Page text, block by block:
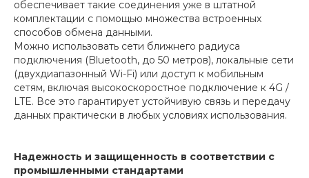
обеспечивает такие соединения уже в штатной
комплектации с помощью множества встроенных
способов обмена данными.
Можно использовать сети ближнего радиуса
подключения (Bluetooth, до 50 метров), локальные сети
(двухдиапазонный Wi-Fi) или доступ к мобильным
сетям, включая высокоскоростное подключение к 4G /
LTE. Все это гарантирует устойчивую связь и передачу
данных практически в любых условиях использования.
Надежность и защищенность в соответствии с
промышленными стандартами